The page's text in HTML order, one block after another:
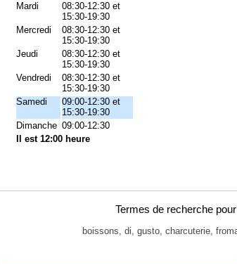
Mardi
08:30-12:30 et
15:30-19:30
Mercredi
08:30-12:30 et
15:30-19:30
Jeudi
08:30-12:30 et
15:30-19:30
Vendredi
08:30-12:30 et
15:30-19:30
Samedi
09:00-12:30 et
15:30-19:30
Dimanche 09:00-12:30
Il est 12:00 heure
Termes de recherche
boissons, di, gusto, charcuterie,